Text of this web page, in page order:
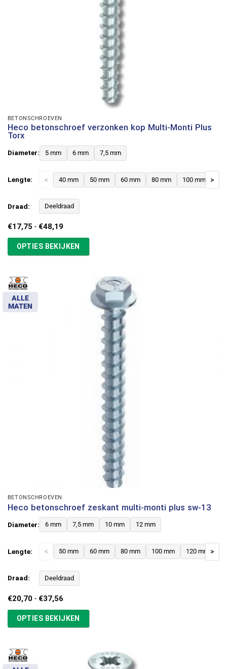
BETONSCHROEVEN
Heco betonschroef verzonken kop Multi-Monti Plus
Torx
Diameter: 5 mm 6 mm 7,5 mm
Lengte: < 40 mm 50 mm 60 mm 80 mm 100 mm >
Draad: Deeldraad
€17,75 - €48,19Prijsklasse:
tot
€48,19
OPTIES BEKIJKEN
ALLE
MATEN
BETONSCHROEVEN
Heco betonschroef zeskant multi-monti plus sw-13
Diameter: 6 mm 7,5 mm 10 mm 12 mm
Lengte: < 50 mm 60 mm 80 mm 100 mm 120 mm >
Draad: Deeldraad
€20,70 - €37,56Prijsklasse:
tot
€37,56
OPTIES BEKIJKEN